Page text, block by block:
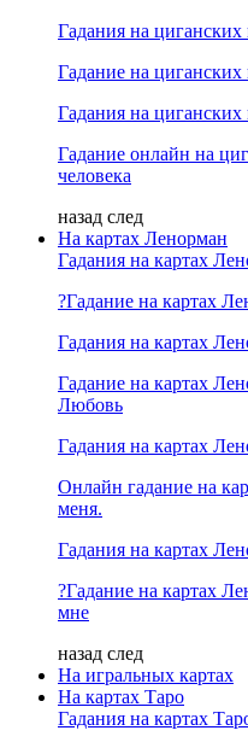
Гадания на циганских
Гадание на
Гадания на циганских
Гадание онлайн на
человека
назад след
На картах Ленорман
Гадания на картах
?Гадание на картах
Гадания на картах
Гадание на картах
Любовь
Гадания на картах
Онлайн гадание на
меня.
Гадания на картах
?Гадание на картах
мне
назад след
На игральных картах
На картах Таро
Гадания на картах